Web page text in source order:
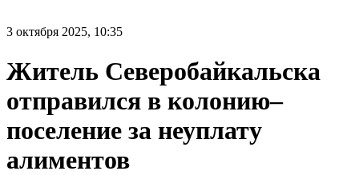
3 октября 2025, 10:35
Житель Северобайкальска
отправился в колонию–
поселение за неуплату
алиментов